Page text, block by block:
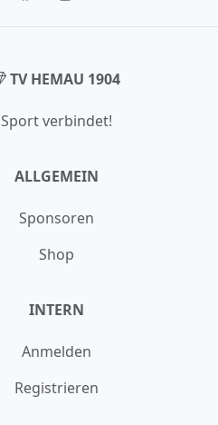
TV HEMAU 1904
Sport verbindet!
ALLGEMEIN
Sponsoren
Shop
INTERN
Anmelden
Registrieren